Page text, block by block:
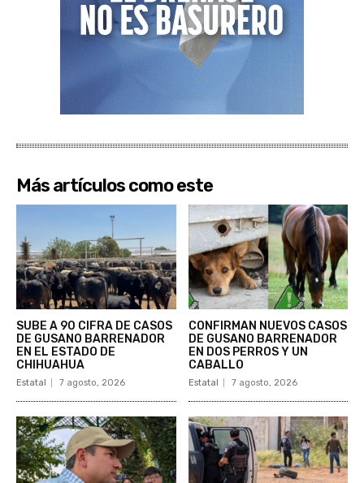
Más artículos como este
SUBE A 90 CIFRA DE CASOS
DE GUSANO BARRENADOR
EN EL ESTADO DE
CHIHUAHUA
Estatal 7 agosto, 2026
CONFIRMAN NUEVOS CASOS
DE GUSANO BARRENADOR
EN DOS PERROS Y UN
CABALLO
Estatal 7 agosto, 2026